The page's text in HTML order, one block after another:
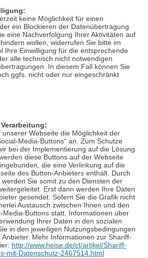
keine Möglichkeit für einen
ein Blockieren der Datenübertragung
eine Nachverfolgung Ihrer Aktivitäten auf
wollen, widerrufen Sie bitte im
Ihre Einwilligung für die entsprechende
alle technisch nicht notwendigen
In diesem Fall können Sie
ggfs. nicht oder nur eingeschränkt
Webseite die Möglichkeit der
Media-Buttons“ an. Zum Schutze
bei der Implementierung auf die Lösung
diese Buttons auf der Webseite
die eine Verlinkung auf die
des Button-Anbieters enthält. Durch
Sie somit zu den Diensten der
Erst dann werden Ihre Daten
gesendet. Sofern Sie die Grafik nicht
Austausch zwischen Ihnen und den
Media-Buttons statt. Informationen über
Ihrer Daten in den sozialen
in den jeweiligen Nutzungsbedingungen
Mehr Informationen zur Shariff-
http://www.heise.de/ct/artikel/Shariff-
mit-Datenschutz-2467514.html